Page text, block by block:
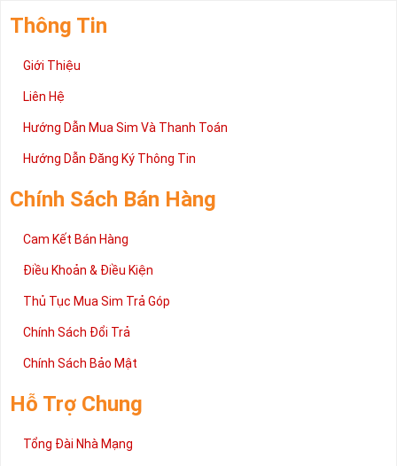
Thông Tin
Giới Thiệu
Liên Hệ
Hướng Dẫn Mua Sim Và Thanh Toán
Hướng Dẫn Đăng Ký Thông Tin
Chính Sách Bán Hàng
Cam Kết Bán Hàng
Điều Khoản & Điều Kiện
Thủ Tục Mua Sim Trả Góp
Chính Sách Đổi Trả
Chính Sách Bảo Mật
Hỗ Trợ Chung
Tổng Đài Nhà Mạng